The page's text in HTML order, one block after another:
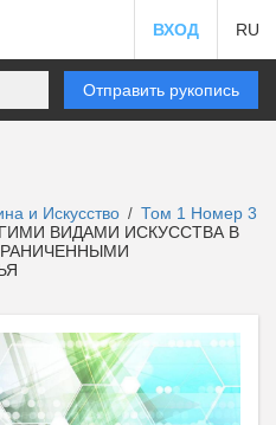
ВХОД RU
Отправить рукопись
и Искусство / Том 1 Номер 3
ВИДАМИ ИСКУССТВА В